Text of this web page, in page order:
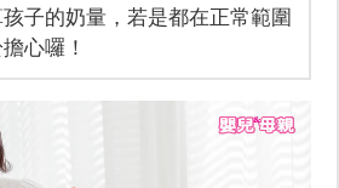
子的奶量，若是都在正常範圍
心囉！